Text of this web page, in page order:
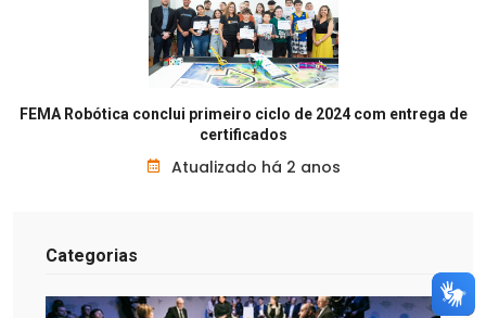
FEMA Robótica conclui primeiro ciclo de 2024 com entrega de
certificados
Atualizado há 2 anos
Categorias